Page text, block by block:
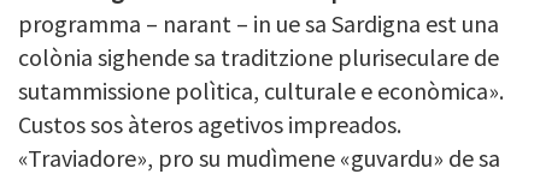
programma – narant – in ue sa Sardigna est una
colònia sighende sa traditzione pluriseculare de
sutammissione polìtica, culturale e econòmica».
Custos sos àteros agetivos impreados.
«Traviadore», pro su mudìmene «guvardu» de sa